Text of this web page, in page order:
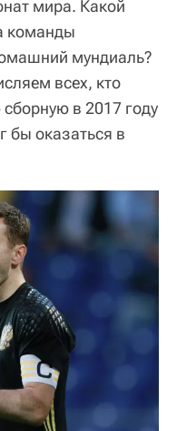
мира. Какой
команды
мундиаль?
всех, кто
в 2017 году
бы оказаться в